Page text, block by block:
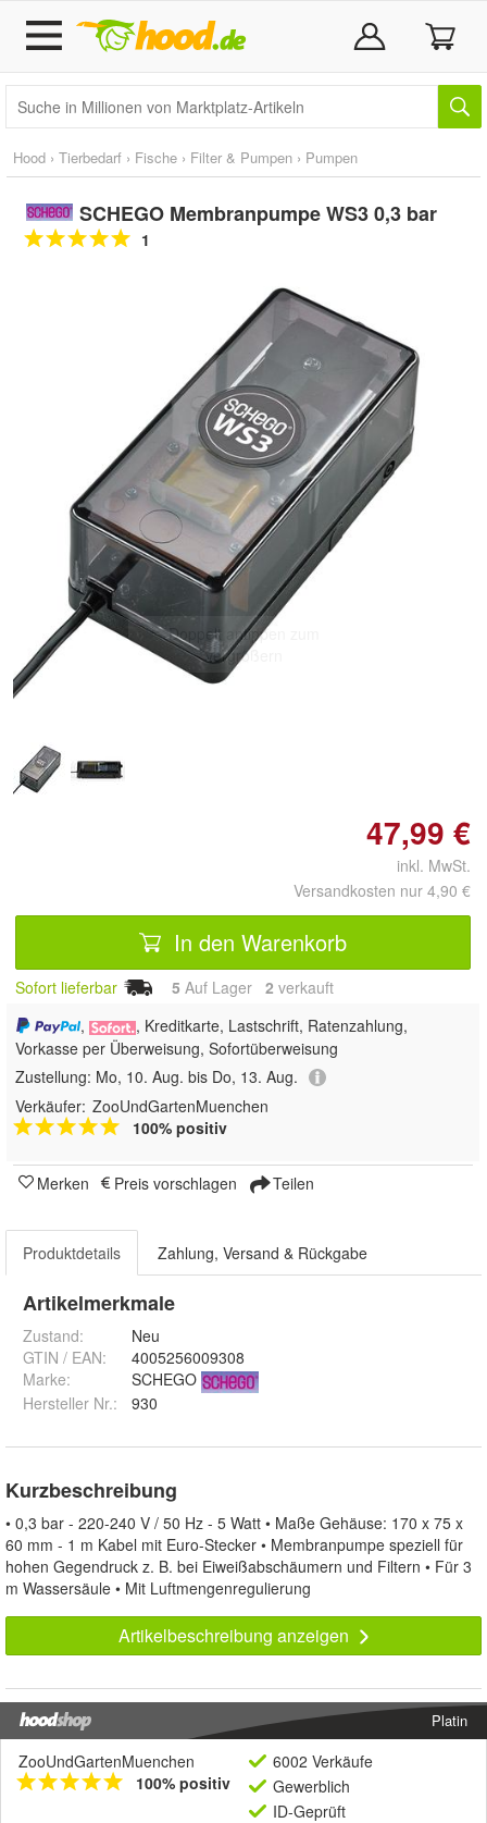
Hood › Tierbedarf › Fische › Filter & Pumpen › Pumpen
SCHEGO Membranpumpe WS3 0,3 bar
1
Doppelt antippen zum
vergrößern
47,99 €
inkl. MwSt.
Versandkosten nur 4,90 €
In den Warenkorb
Sofort lieferbar 5 Auf Lager 2 verkauft
,
, Kreditkarte, Lastschrift, Ratenzahlung,
Vorkasse per Überweisung, Sofortüberweisung
Zustellung: Mo, 10. Aug. bis Do, 13. Aug.
Verkäufer: ZooUndGartenMuenchen
100% positiv
Merken Preis vorschlagen Teilen
Produktdetails Zahlung, Versand & Rückgabe
Artikelmerkmale
Zustand:
Neu
GTIN / EAN:
4005256009308
Marke:
SCHEGO
Hersteller Nr.:
930
Kurzbeschreibung
• 0,3 bar - 220-240 V / 50 Hz - 5 Watt • Maße Gehäuse: 170 x 75 x
60 mm - 1 m Kabel mit Euro-Stecker • Membranpumpe speziell für
hohen Gegendruck z. B. bei Eiweißabschäumern und Filtern • Für 3
m Wassersäule • Mit Luftmengenregulierung
Artikelbeschreibung anzeigen
Platin
ZooUndGartenMuenchen
100% positiv
6002 Verkäufe
Gewerblich
ID-Geprüft